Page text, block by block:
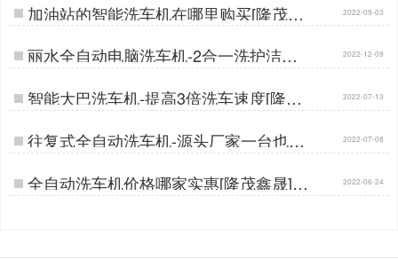
加油站的智能洗车机在哪里购买[隆茂鑫
晟]…
2022-09-03
丽水全自动电脑洗车机-2合一洗护洁净
出行[隆茂鑫晟]…
2022-12-09
智能大巴洗车机-提高3倍洗车速度[隆茂
鑫晟]…
2022-07-13
往复式全自动洗车机-源头厂家一台也批
发[隆茂鑫晟]…
2022-07-08
全自动洗车机价格哪家实惠[隆茂鑫晟]… 2022-06-24